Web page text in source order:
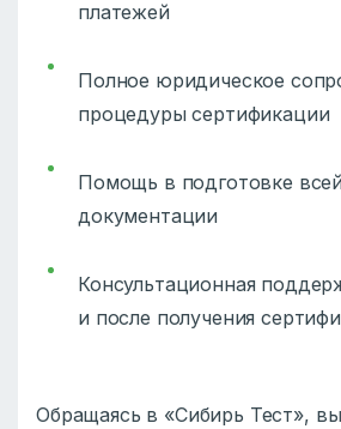
платежей
Полное юридическое
процедуры сертификации
Помощь в подготовке
документации
Консультационная
и после получения
Обращаясь в «Сибирь Тест»,